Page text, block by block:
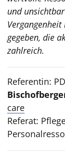
und
Vergangenheit
gegeben, die
zahlreich.
Referentin:
care
Referat: